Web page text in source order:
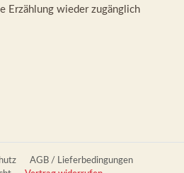
Erzählung wieder zugänglich
AGB / Lieferbedingungen